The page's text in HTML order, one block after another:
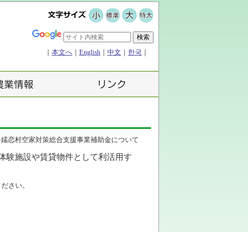
本文へ English 中文 한국
恋村空家対策総合支援事業補助金について
験施設や賃貸物件として利活用す
さい。